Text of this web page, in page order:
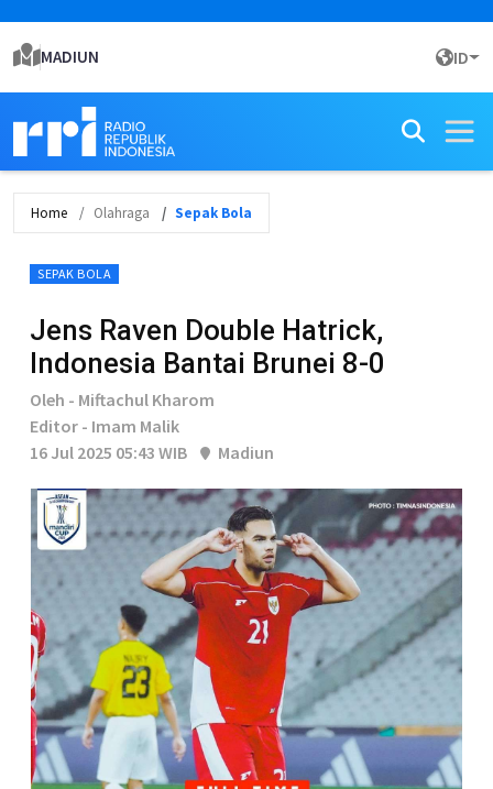
MADIUN ID
Home Olahraga Sepak Bola
SEPAK BOLA
Jens Raven Double Hatrick,
Indonesia Bantai Brunei 8-0
Oleh - Miftachul Kharom
Editor - Imam Malik
16 Jul 2025 05:43 WIB
Madiun